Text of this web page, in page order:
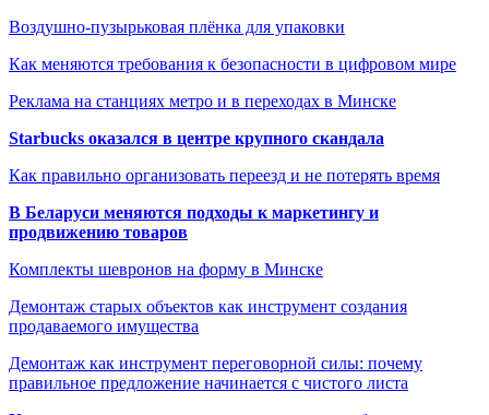
Воздушно-пузырьковая плёнка для упаковки
Как меняются требования к безопасности в цифровом мире
Реклама на станциях метро и в переходах в Минске
Starbucks оказался в центре крупного скандала
Как правильно организовать переезд и не потерять время
В Беларуси меняются подходы к маркетингу и
продвижению товаров
Комплекты шевронов на форму в Минске
Демонтаж старых объектов как инструмент создания
продаваемого имущества
Демонтаж как инструмент переговорной силы: почему
правильное предложение начинается с чистого листа